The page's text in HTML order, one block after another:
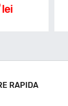
lei
RAPIDA